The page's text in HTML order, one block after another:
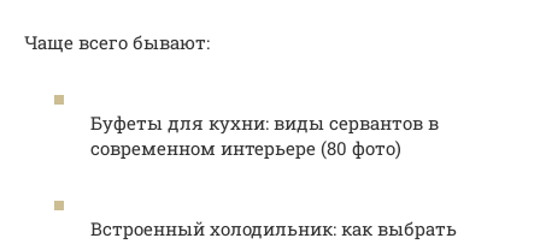
Чаще всего бывают:
Буфеты для кухни: виды сервантов в
современном интерьере (80 фото)
Встроенный холодильник: как выбрать